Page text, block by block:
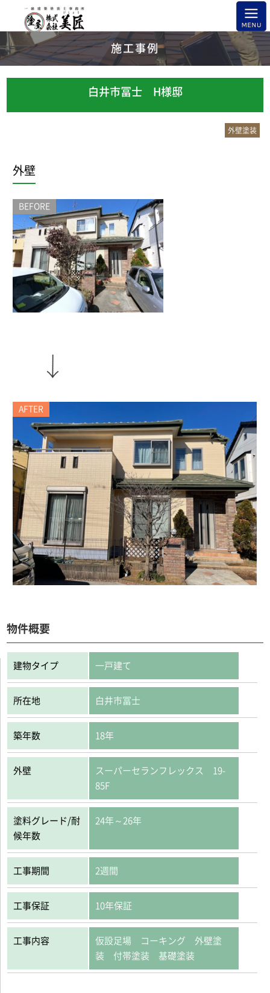
施工事例
白井市冨士 H様邸
外壁塗装
外壁
BEFORE
AFTER
物件概要
建物タイプ 一戸建て
所在地 白井市冨士
築年数 18年
外壁
スーパーセランフレックス 19-
85F
塗料グレード/耐
候年数
24年～26年
工事期間 2週間
工事保証 10年保証
工事内容
仮設足場 コーキング 外壁塗
装 付帯塗装 基礎塗装